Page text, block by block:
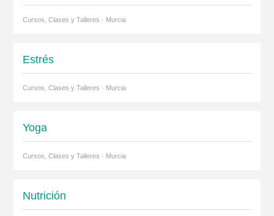
Cursos, Clases y Talleres · Murcia
Estrés
Cursos, Clases y Talleres · Murcia
Yoga
Cursos, Clases y Talleres · Murcia
Nutrición